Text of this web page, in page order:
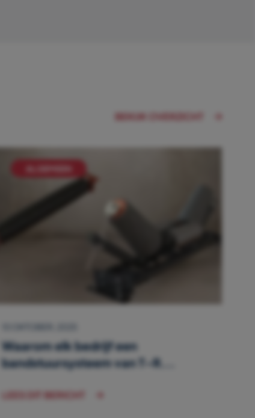
BEKIJK OVERZICHT
Waarom elk bedrijf een
bandstuursysteem van T-R...
LEES DIT BERICHT